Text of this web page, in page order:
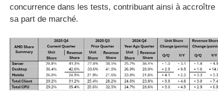
concurrence dans les tests, contribuant ainsi à accroître
sa part de marché.